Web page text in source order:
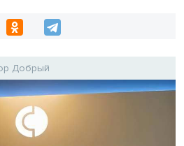
Добрый